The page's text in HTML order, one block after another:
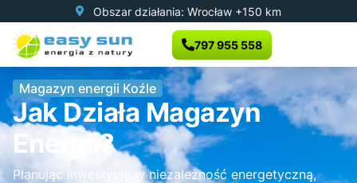
Obszar działania: Wrocław +150 km
797 955 558
Magazyn energii Koźle
Jak Działa Magazyn
Energii?
Planując inwestycję w niezależność energetyczną,